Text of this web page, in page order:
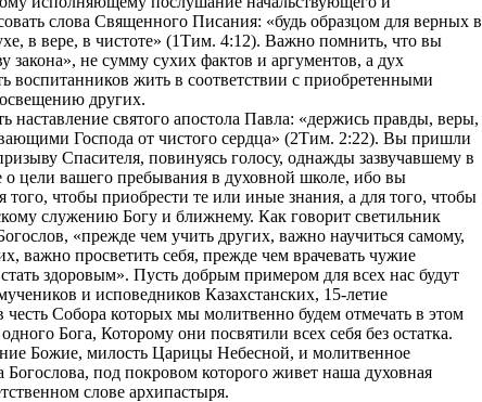
слова Священного Писания: «будь образцом для верных в
в вере, в чистоте» (1Тим. 4:12). Важно помнить, что вы
закона», не сумму сухих фактов и аргументов, а дух
воспитанников жить в соответствии с приобретенными
других.
наставление святого апостола Павла: «держись правды, веры,
Господа от чистого сердца» (2Тим. 2:22). Вы пришли
Спасителя, повинуясь голосу, однажды зазвучавшему в
о цели вашего пребывания в духовной школе, ибо вы
того, чтобы приобрести те или иные знания, а для того, чтобы
служению Богу и ближнему. Как говорит светильник
«прежде чем учить других, важно научиться самому,
важно просветить себя, прежде чем врачевать чужие
здоровым». Пусть добрым примером для всех нас будут
и исповедников Казахстанских, 15-летие
честь Собора которых мы молитвенно будем отмечать в этом
Бога, Которому они посвятили всех себя без остатка.
Божие, милость Царицы Небесной, и молитвенное
Богослова, под покровом которого живет наша духовная
слове архипастыря.